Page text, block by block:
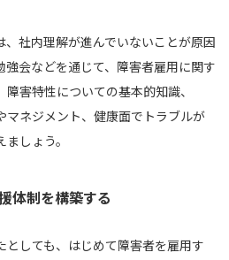
社内理解が進んでいないことが原因
会などを通じて、障害者雇用に関す
害特性についての基本的知識、
マネジメント、健康面でトラブルが
しょう。
体制を構築する
としても、はじめて障害者を雇用す